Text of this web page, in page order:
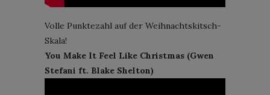
Volle Punktezahl auf der Weihnachtskitsch-
Skala!
You Make It Feel Like Christmas (Gwen
Stefani ft. Blake Shelton)